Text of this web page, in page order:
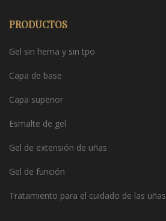
PRODUCTOS
Gel sin hema y sin tpo
Capa de base
Capa superior
Esmalte de gel
Gel de extensión de uñas
Gel de función
Tratamiento para el cuidado de las uñas